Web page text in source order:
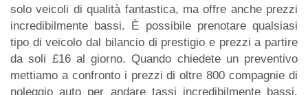
solo veicoli di qualità fantastica, ma offre anche prezzi
incredibilmente bassi. È possibile prenotare qualsiasi
tipo di veicolo dal bilancio di prestigio e prezzi a partire
da soli £16 al giorno. Quando chiedete un preventivo
mettiamo a confronto i prezzi di oltre 800 compagnie di
noleggio auto per andare tassi incredibilmente bassi,